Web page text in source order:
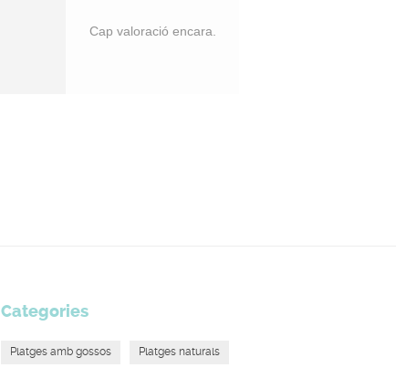
Cap valoració encara.
Categories
Platges amb gossos Platges naturals